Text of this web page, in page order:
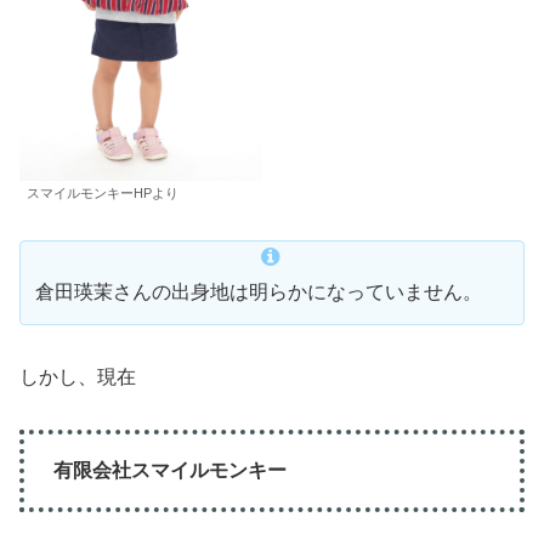
スマイルモンキーHPより
倉田瑛茉さんの出身地は明らかになっていません。
しかし、現在
有限会社スマイルモンキー